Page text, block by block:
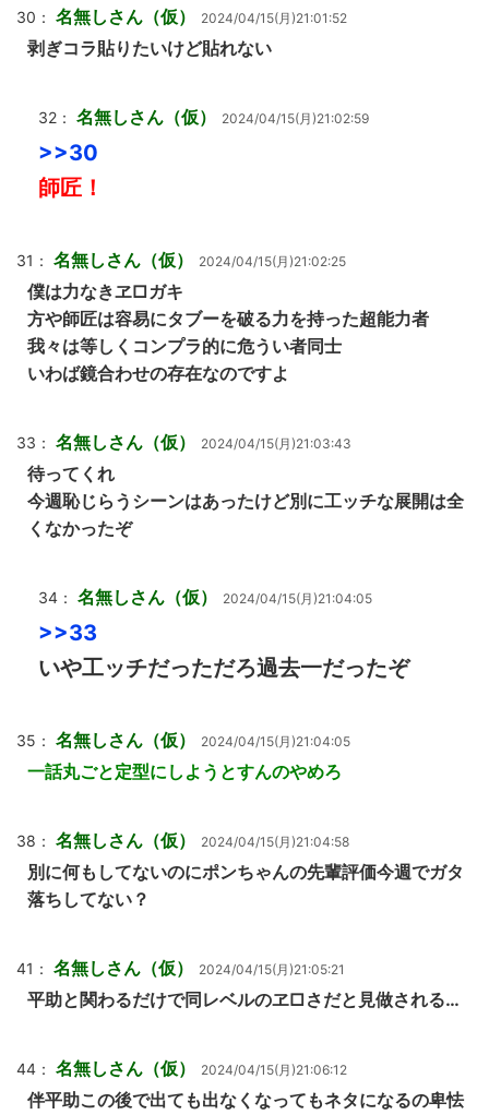
30： 名無しさん（仮） 2024/04/15(月)21:01:52
剥ぎコラ貼りたいけど貼れない
32： 名無しさん（仮） 2024/04/15(月)21:02:59
>>30
師匠！
31： 名無しさん（仮） 2024/04/15(月)21:02:25
僕は力なきヱ□ガキ
方や師匠は容易にタブーを破る力を持った超能力者
我々は等しくコンプラ的に危うい者同士
いわば鏡合わせの存在なのですよ
33： 名無しさん（仮） 2024/04/15(月)21:03:43
待ってくれ
今週恥じらうシーンはあったけど別に工ッチな展開は全
くなかったぞ
34： 名無しさん（仮） 2024/04/15(月)21:04:05
>>33
いや工ッチだっただろ過去一だったぞ
35： 名無しさん（仮） 2024/04/15(月)21:04:05
一話丸ごと定型にしようとすんのやめろ
38： 名無しさん（仮） 2024/04/15(月)21:04:58
別に何もしてないのにポンちゃんの先輩評価今週でガタ
落ちしてない？
41： 名無しさん（仮） 2024/04/15(月)21:05:21
平助と関わるだけで同レベルのヱ□さだと見做される…
44： 名無しさん（仮） 2024/04/15(月)21:06:12
伴平助この後で出ても出なくなってもネタになるの卑怯